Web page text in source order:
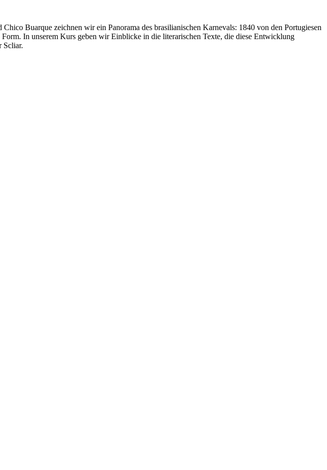
Buarque zeichnen wir ein Panorama des brasilianischen Karnevals: 1840 von den Portugiesen
In unserem Kurs geben wir Einblicke in die literarischen Texte, die diese Entwicklung
Scliar.